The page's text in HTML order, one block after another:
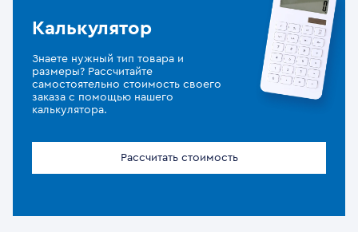
Калькулятор
Знаете нужный тип товара и
размеры? Рассчитайте
самостоятельно стоимость своего
заказа с помощью нашего
калькулятора.
Рассчитать стоимость